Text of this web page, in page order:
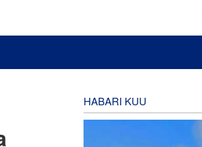
HABARI KUU